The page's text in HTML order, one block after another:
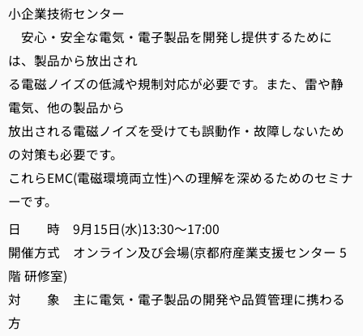
小企業技術センター
安心・安全な電気・電子製品を開発し提供するために
は、製品から放出され
る電磁ノイズの低減や規制対応が必要です。また、雷や静
電気、他の製品から
放出される電磁ノイズを受けても誤動作・故障しないため
の対策も必要です。
これらEMC(電磁環境両立性)への理解を深めるためのセミナ
ーです。
日 時 9月15日(水)13:30～17:00
開催方式 オンライン及び会場(京都府産業支援センター 5
階 研修室)
対 象 主に電気・電子製品の開発や品質管理に携わる
方